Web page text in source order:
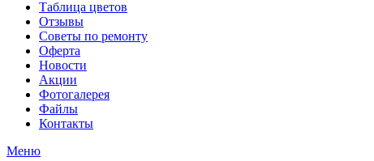
Таблица цветов
Отзывы
Советы по ремонту
Оферта
Новости
Акции
Фотогалерея
Файлы
Контакты
Меню